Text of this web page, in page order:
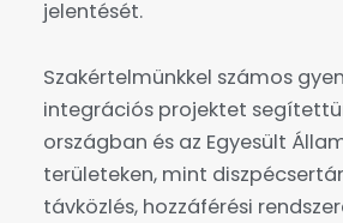
jelentését.
Szakértelmünkkel számos
integrációs projektet
országban és az Egyesült
területeken, mint
távközlés, hozzáférési